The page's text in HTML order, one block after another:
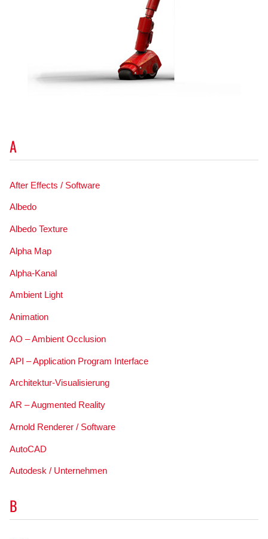
A
After Effects / Software
Albedo
Albedo Texture
Alpha Map
Alpha-Kanal
Ambient Light
Animation
AO – Ambient Occlusion
API – Application Program Interface
Architektur-Visualisierung
AR – Augmented Reality
Arnold Renderer / Software
AutoCAD
Autodesk / Unternehmen
B